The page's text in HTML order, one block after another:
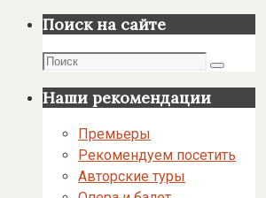
Поиск на сайте
Поиск
Поиск
Наши рекомендации
Премьеры
Рекомендуем посетить
Авторские туры